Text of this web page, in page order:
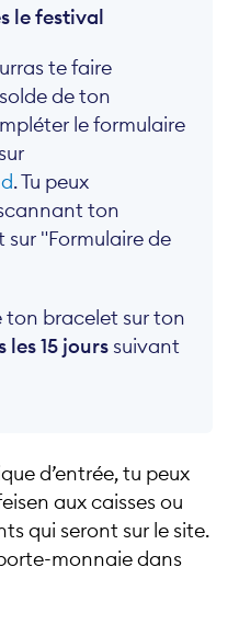
2027
•Anglais
le festival
te faire
de ton
le formulaire
. Tu peux
ton
"Formulaire de
ton bracelet sur ton
les 15 jours suivant
d’entrée, tu peux
aux caisses ou
qui seront sur le site.
monnaie dans